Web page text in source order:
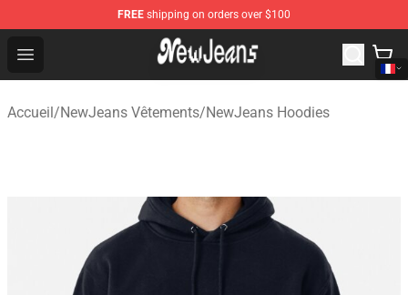
FREE shipping on orders over $100
Open menu
NewJeans Store - Official NewJeans Merchandise Shop
Accueil/NewJeans Vêtements/NewJeans Hoodies